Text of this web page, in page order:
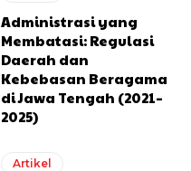
Administrasi yang
Membatasi: Regulasi
Daerah dan
Kebebasan Beragama
di Jawa Tengah (2021–
2025)
Artikel